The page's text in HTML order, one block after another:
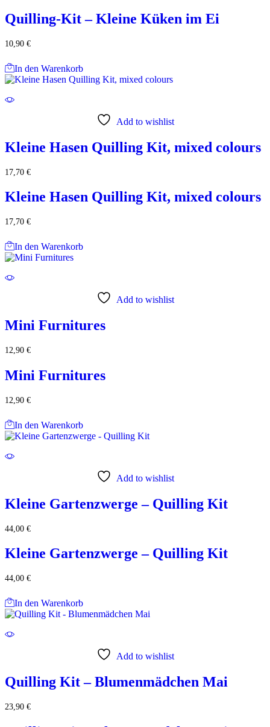
Quilling-Kit – Kleine Küken im Ei
10,90 €
In den Warenkorb
Add to wishlist
Kleine Hasen Quilling Kit, mixed colours
17,70 €
Kleine Hasen Quilling Kit, mixed colours
17,70 €
In den Warenkorb
Add to wishlist
Mini Furnitures
12,90 €
Mini Furnitures
12,90 €
In den Warenkorb
Add to wishlist
Kleine Gartenzwerge – Quilling Kit
44,00 €
Kleine Gartenzwerge – Quilling Kit
44,00 €
In den Warenkorb
Add to wishlist
Quilling Kit – Blumenmädchen Mai
23,90 €